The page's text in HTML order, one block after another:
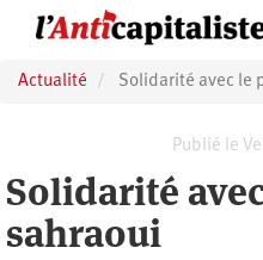
principal
Actualité Solidarité avec le
Publié le
Solidarité
sahraoui